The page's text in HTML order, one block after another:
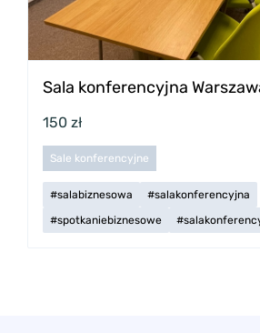
Sala konferencyjna
150 zł
Sale konferencyjne
#salabiznesowa
#salakonferencyjna
#spotkaniebiznesowe